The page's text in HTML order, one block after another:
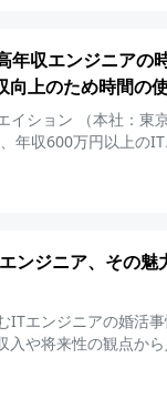
年収エンジニアの
向上のため時間の
ル学習」に最も時
功の時間術”が明
イション （本社：東
年収600万円以上の
アの時間の使い方に関
します。
ンジニア、その魅
ITエンジニアの婚活
や将来性の観点から
忙しい中でも婚活を成